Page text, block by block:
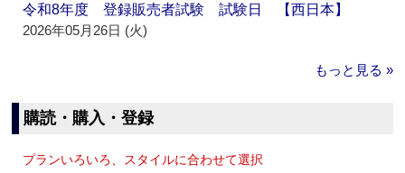
令和8年度 登録販売者試験 試験日 【西日本】
2026年05月26日 (火)
もっと見る »
購読・購入・登録
プランいろいろ、スタイルに合わせて選択